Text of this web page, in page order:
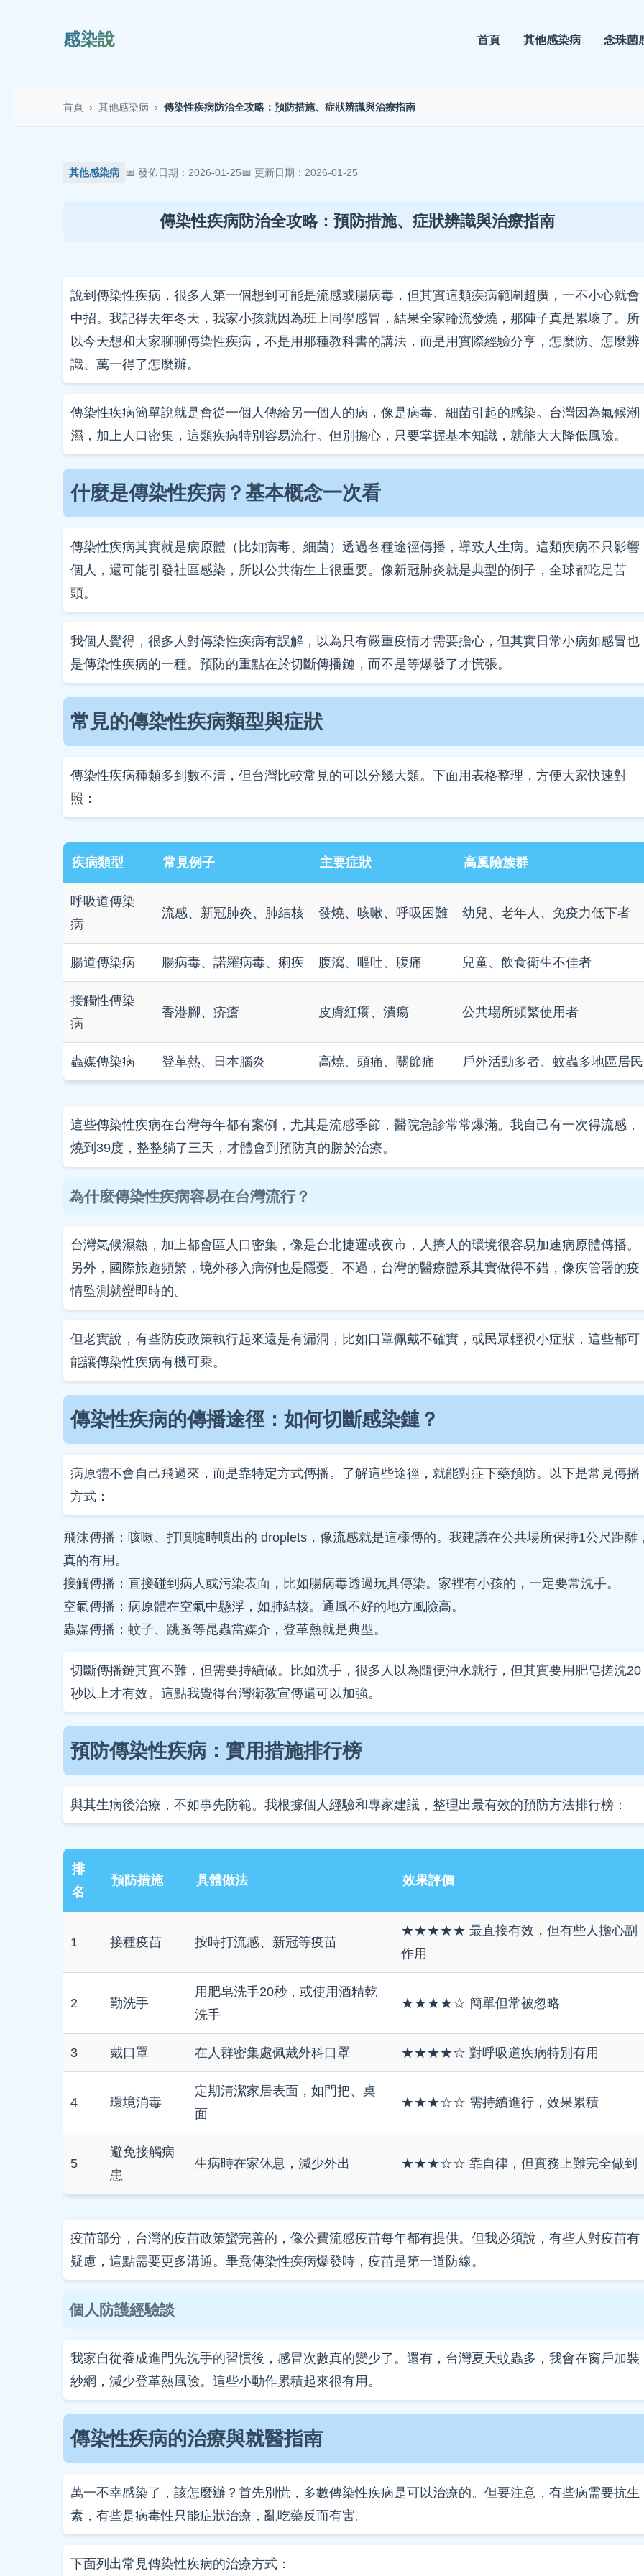
感染說 首頁 其他感染病 念珠菌
首頁 › 其他感染病 › 傳染性疾病防治全攻略：預防措施、症狀辨識與治療指南
其他感染病 發佈日期：2026-01-25 更新日期：2026-01-25
傳染性疾病防治全攻略：預防措施、症狀辨識與治療指南
說到傳染性疾病，很多人第一個想到可能是流感或腸病毒，但其實這類疾病範圍超廣，一不小心就會
中招。我記得去年冬天，我家小孩就因為班上同學感冒，結果全家輪流發燒，那陣子真是累壞了。所
以今天想和大家聊聊傳染性疾病，不是用那種教科書的講法，而是用實際經驗分享，怎麼防、怎麼辨
識、萬一得了怎麼辦。
傳染性疾病簡單說就是會從一個人傳給另一個人的病，像是病毒、細菌引起的感染。台灣因為氣候潮
濕，加上人口密集，這類疾病特別容易流行。但別擔心，只要掌握基本知識，就能大大降低風險。
什麼是傳染性疾病？基本概念一次看
傳染性疾病其實就是病原體（比如病毒、細菌）透過各種途徑傳播，導致人生病。這類疾病不只影響
個人，還可能引發社區感染，所以公共衛生上很重要。像新冠肺炎就是典型的例子，全球都吃足苦
頭。
我個人覺得，很多人對傳染性疾病有誤解，以為只有嚴重疫情才需要擔心，但其實日常小病如感冒也
是傳染性疾病的一種。預防的重點在於切斷傳播鏈，而不是等爆發了才慌張。
常見的傳染性疾病類型與症狀
傳染性疾病種類多到數不清，但台灣比較常見的可以分幾大類。下面用表格整理，方便大家快速對
照：
疾病類型 常見例子 主要症狀 高風險族群
呼吸道傳染
病
流感、新冠肺炎、肺結核 發燒、咳嗽、呼吸困難 幼兒、老年人、免疫力低下者
腸道傳染病 腸病毒、諾羅病毒、痢疾 腹瀉、嘔吐、腹痛 兒童、飲食衛生不佳者
接觸性傳染
病
香港腳、疥瘡 皮膚紅癢、潰瘍 公共場所頻繁使用者
蟲媒傳染病 登革熱、日本腦炎 高燒、頭痛、關節痛 戶外活動多者、蚊蟲多地區居民
這些傳染性疾病在台灣每年都有案例，尤其是流感季節，醫院急診常常爆滿。我自己有一次得流感，
燒到39度，整整躺了三天，才體會到預防真的勝於治療。
為什麼傳染性疾病容易在台灣流行？
台灣氣候濕熱，加上都會區人口密集，像是台北捷運或夜市，人擠人的環境很容易加速病原體傳播。
另外，國際旅遊頻繁，境外移入病例也是隱憂。不過，台灣的醫療體系其實做得不錯，像疾管署的疫
情監測就蠻即時的。
但老實說，有些防疫政策執行起來還是有漏洞，比如口罩佩戴不確實，或民眾輕視小症狀，這些都可
能讓傳染性疾病有機可乘。
傳染性疾病的傳播途徑：如何切斷感染鏈？
病原體不會自己飛過來，而是靠特定方式傳播。了解這些途徑，就能對症下藥預防。以下是常見傳播
方式：
飛沫傳播：咳嗽、打噴嚏時噴出的 droplets，像流感就是這樣傳的。我建議在公共場所保持1公尺距離
真的有用。
接觸傳播：直接碰到病人或污染表面，比如腸病毒透過玩具傳染。家裡有小孩的，一定要常洗手。
空氣傳播：病原體在空氣中懸浮，如肺結核。通風不好的地方風險高。
蟲媒傳播：蚊子、跳蚤等昆蟲當媒介，登革熱就是典型。
切斷傳播鏈其實不難，但需要持續做。比如洗手，很多人以為隨便沖水就行，但其實要用肥皂搓洗20
秒以上才有效。這點我覺得台灣衛教宣傳還可以加強。
預防傳染性疾病：實用措施排行榜
與其生病後治療，不如事先防範。我根據個人經驗和專家建議，整理出最有效的預防方法排行榜：
排
名
預防措施 具體做法 效果評價
1 接種疫苗 按時打流感、新冠等疫苗
★★★★★ 最直接有效，但有些人擔心副
作用
2 勤洗手
用肥皂洗手20秒，或使用酒精乾
洗手
★★★★☆ 簡單但常被忽略
3 戴口罩 在人群密集處佩戴外科口罩 ★★★★☆ 對呼吸道疾病特別有用
4 環境消毒
定期清潔家居表面，如門把、桌
面
★★★☆☆ 需持續進行，效果累積
5
避免接觸病
患
生病時在家休息，減少外出 ★★★☆☆ 靠自律，但實務上難完全做到
疫苗部分，台灣的疫苗政策蠻完善的，像公費流感疫苗每年都有提供。但我必須說，有些人對疫苗有
疑慮，這點需要更多溝通。畢竟傳染性疾病爆發時，疫苗是第一道防線。
個人防護經驗談
我家自從養成進門先洗手的習慣後，感冒次數真的變少了。還有，台灣夏天蚊蟲多，我會在窗戶加裝
紗網，減少登革熱風險。這些小動作累積起來很有用。
傳染性疾病的治療與就醫指南
萬一不幸感染了，該怎麼辦？首先別慌，多數傳染性疾病是可以治療的。但要注意，有些病需要抗生
素，有些是病毒性只能症狀治療，亂吃藥反而有害。
下面列出常見傳染性疾病的治療方式：